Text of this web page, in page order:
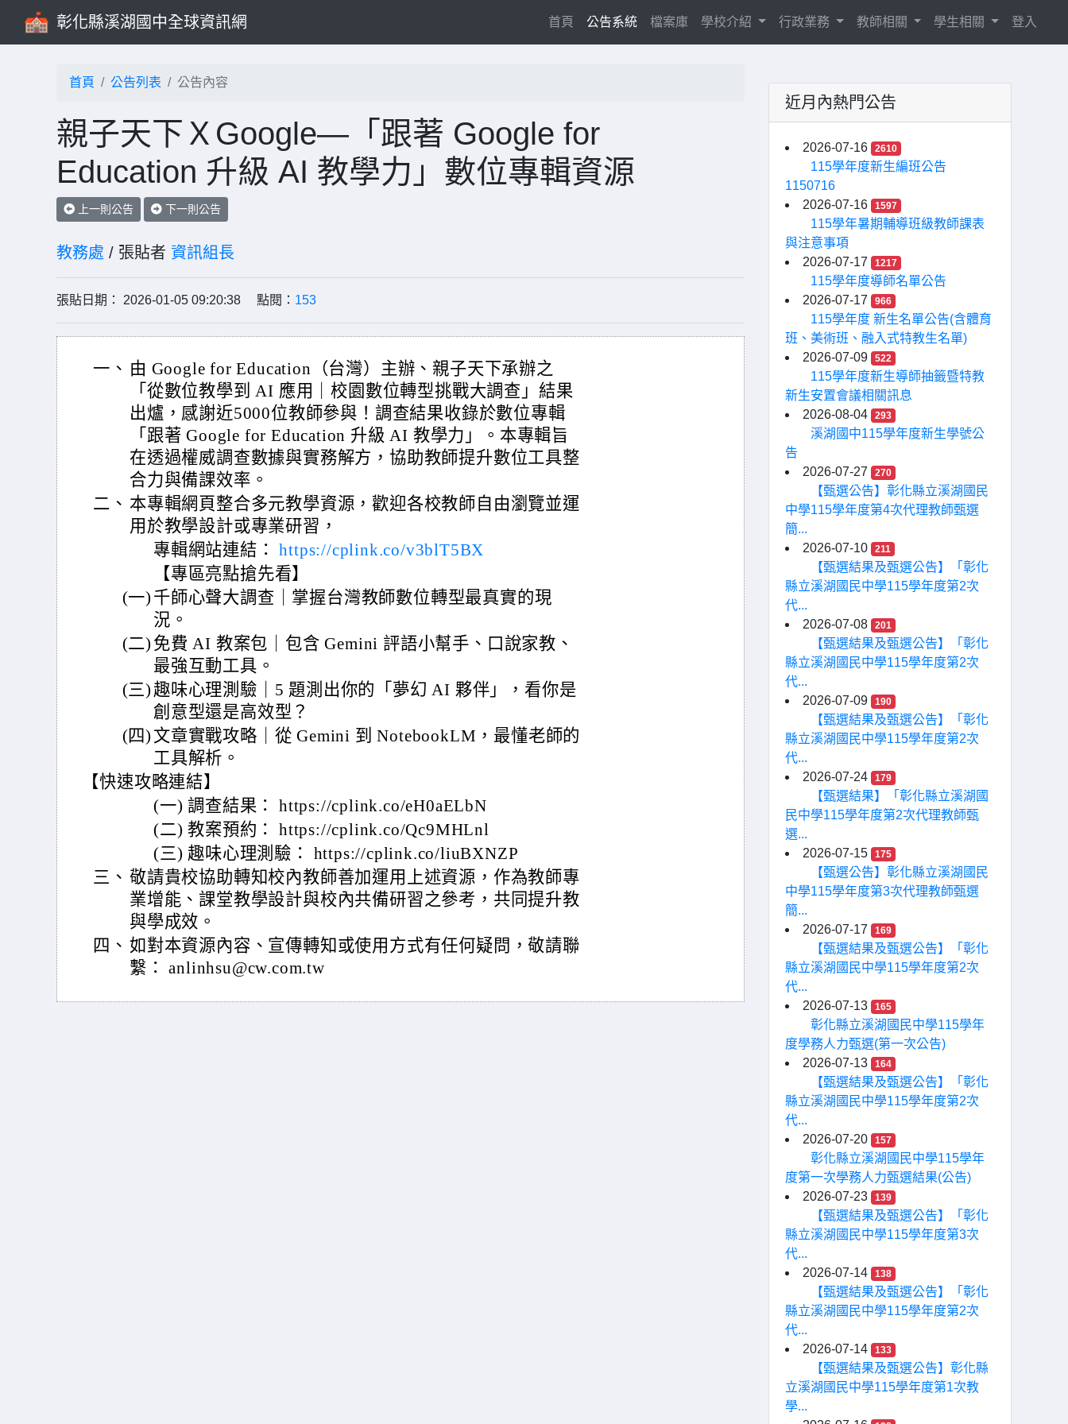
彰化縣溪湖國中全球資訊網 首頁 (current)
公告系統 檔案庫 學校介紹 行政業務 教師相關 學生相關 登入
首頁 公告列表 公告內容
親子天下ＸGoogle—「跟著 Google for
Education 升級 AI 教學力」數位專輯資源
上一則公告 下一則公告
教務處 / 張貼者 資訊組長
張貼日期： 2026-01-05 09:20:38 點閱： 153
一、 由 Google for Education（台灣）主辦、親子天下承辦之
「從數位教學到 AI 應用｜校園數位轉型挑戰大調查」結果
出爐，感謝近5000位教師參與！調查結果收錄於數位專輯
「跟著 Google for Education 升級 AI 教學力」。本專輯旨
在透過權威調查數據與實務解方，協助教師提升數位工具整
合力與備課效率。
二、 本專輯網頁整合多元教學資源，歡迎各校教師自由瀏覽並運
用於教學設計或專業研習，
專輯網站連結：https://cplink.co/v3blT5BX
【專區亮點搶先看】
(一) 千師心聲大調查｜掌握台灣教師數位轉型最真實的現
況。
(二) 免費 AI 教案包｜包含 Gemini 評語小幫手、口說家教、
最強互動工具。
(三) 趣味心理測驗｜5 題測出你的「夢幻 AI 夥伴」，看你是
創意型還是高效型？
(四) 文章實戰攻略｜從 Gemini 到 NotebookLM，最懂老師的
工具解析。
【快速攻略連結】
(一) 調查結果： https://cplink.co/eH0aELbN
(二) 教案預約： https://cplink.co/Qc9MHLnl
(三) 趣味心理測驗： https://cplink.co/liuBXNZP
三、 敬請貴校協助轉知校內教師善加運用上述資源，作為教師專
業增能、課堂教學設計與校內共備研習之參考，共同提升教
與學成效。
四、 如對本資源內容、宣傳轉知或使用方式有任何疑問，敬請聯
繫： anlinhsu@cw.com.tw
近月內熱門公告
2026-07-16 2610
115學年度新生編班公告
1150716
2026-07-16
1597
115學年暑期輔導班級教師課表
與注意事項
2026-07-17
1217
115學年度導師名單公告
2026-07-17
966
115學年度 新生名單公告(含體育
班、美術班、融入式特教生名單)
2026-07-09
522
115學年度新生導師抽籤暨特教
新生安置會議相關訊息
2026-08-04
293
溪湖國中115學年度新生學號公
告
2026-07-27
270
【甄選公告】彰化縣立溪湖國民
中學115學年度第4次代理教師甄選
簡...
2026-07-10
211
【甄選結果及甄選公告】「彰化
縣立溪湖國民中學115學年度第2次
代...
2026-07-08
201
【甄選結果及甄選公告】「彰化
縣立溪湖國民中學115學年度第2次
代...
2026-07-09
190
【甄選結果及甄選公告】「彰化
縣立溪湖國民中學115學年度第2次
代...
2026-07-24
179
【甄選結果】「彰化縣立溪湖國
民中學115學年度第2次代理教師甄
選...
2026-07-15
175
【甄選公告】彰化縣立溪湖國民
中學115學年度第3次代理教師甄選
簡...
2026-07-17
169
【甄選結果及甄選公告】「彰化
縣立溪湖國民中學115學年度第2次
代...
2026-07-13
165
彰化縣立溪湖國民中學115學年
度學務人力甄選(第一次公告)
2026-07-13
164
【甄選結果及甄選公告】「彰化
縣立溪湖國民中學115學年度第2次
代...
2026-07-20
157
彰化縣立溪湖國民中學115學年
度第一次學務人力甄選結果(公告)
2026-07-23
139
【甄選結果及甄選公告】「彰化
縣立溪湖國民中學115學年度第3次
代...
2026-07-14
138
【甄選結果及甄選公告】「彰化
縣立溪湖國民中學115學年度第2次
代...
2026-07-14
133
【甄選結果及甄選公告】彰化縣
立溪湖國民中學115學年度第1次教
學...